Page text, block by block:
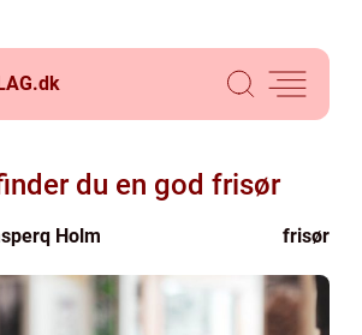
dk
du en god frisør
Holm frisør